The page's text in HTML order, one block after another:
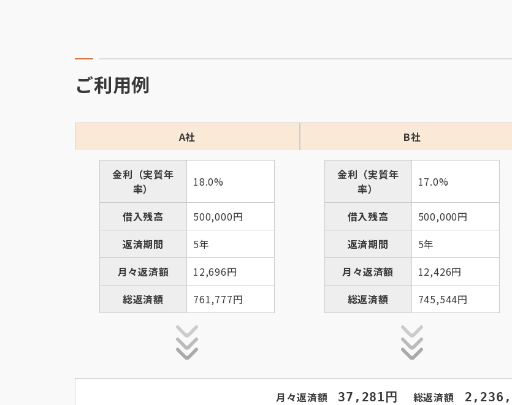
ご利用例
A社
金利（実質年
率）
18.0%
借入残高
500,000円
返済期間
5年
月々返済額
12,696円
総返済額
761,777円
B社
金利（実質年
率）
17.0%
借入残高
500,000円
返済期間
5年
月々返済額
12,426円
総返済額
745,544円
月々返済額 37,281円 総返済額